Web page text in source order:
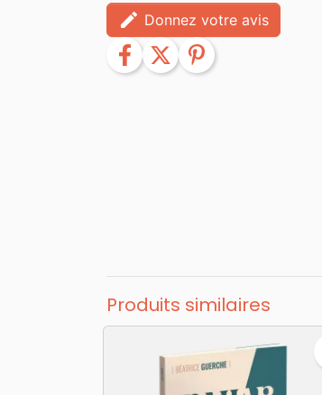
edit Donnez votre avis
facebook twitter pinterest
Produits similaires